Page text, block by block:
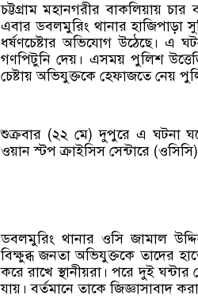
চট্টগ্রাম মহানগরীর বাকলিয়ায়
এবার ডবলমুরিং থানার হাজিপাড়া
ধর্ষণচেষ্টার অভিযোগ উঠেছে। এ
গণপিটুনি দেয়। এসময় পুলিশ
চেষ্টায় অভিযুক্তকে হেফাজতে নেয়
শুক্রবার (২২ মে) দুপুরে এ ঘটনা
ওয়ান স্টপ ক্রাইসিস সেন্টারে
ডবলমুরিং থানার ওসি জামাল
বিক্ষুব্ধ জনতা অভিযুক্তকে তাদের
করে রাখে স্থানীয়রা। পরে দুই
যায়। বর্তমানে তাকে জিজ্ঞাসাবাদ